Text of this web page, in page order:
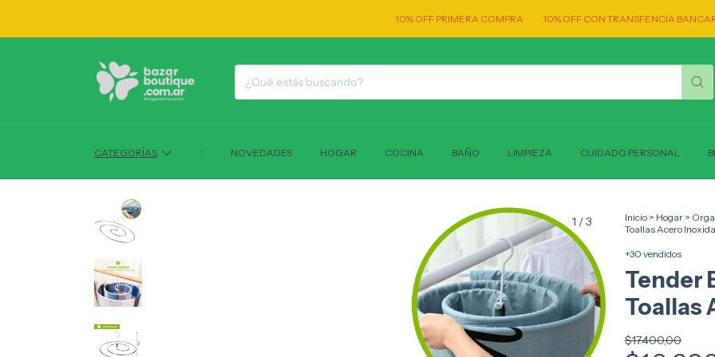
10% OFF PRIMERA COMPRA 10% OFF CON TRANSFENCIA BANCARIA!
CATEGORÍAS NOVEDADES HOGAR COCINA BAÑO LIMPIEZA CUIDADO PERSONAL
1 /3 Inicio > Hogar >
Toallas Acero
+30 vendidos
Tender
Toallas
$17.400,00